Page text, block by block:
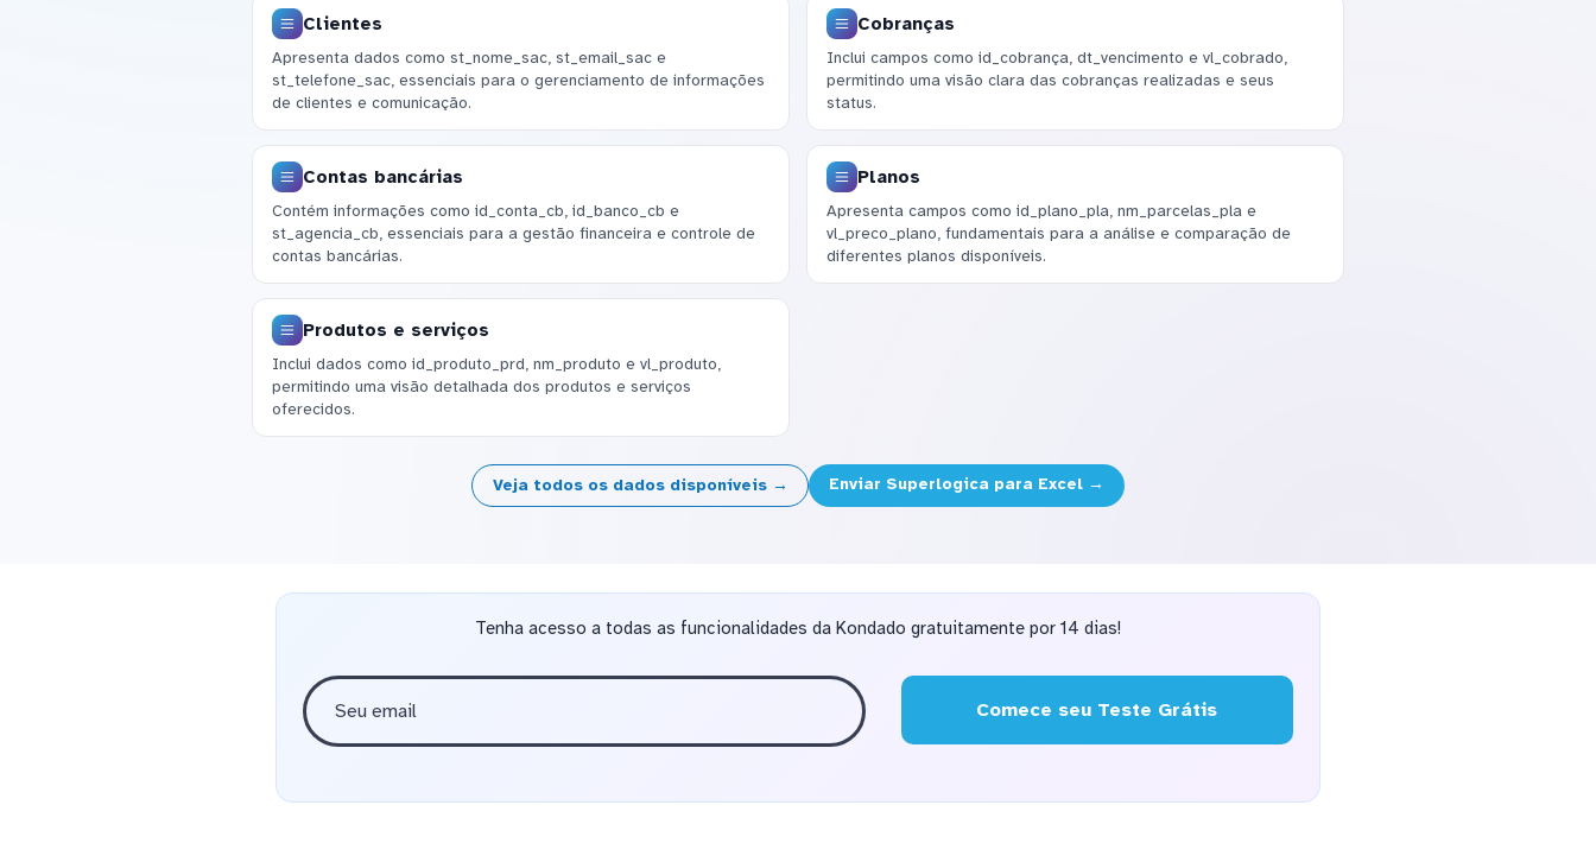
Clientes
Apresenta dados como st_nome_sac, st_email_sac e
st_telefone_sac, essenciais para o gerenciamento de informações
de clientes e comunicação.
Cobranças
Inclui campos como id_cobrança, dt_vencimento e vl_cobrado,
permitindo uma visão clara das cobranças realizadas e seus
status.
Contas bancárias
Contém informações como id_conta_cb, id_banco_cb e
st_agencia_cb, essenciais para a gestão financeira e controle de
contas bancárias.
Planos
Apresenta campos como id_plano_pla, nm_parcelas_pla e
vl_preco_plano, fundamentais para a análise e comparação de
diferentes planos disponíveis.
Produtos e serviços
Inclui dados como id_produto_prd, nm_produto e vl_produto,
permitindo uma visão detalhada dos produtos e serviços
oferecidos.
Veja todos os dados disponíveis → Enviar Superlogica para Excel →
Tenha acesso a todas as funcionalidades da Kondado gratuitamente por 14 dias!
Comece seu Teste Grátis